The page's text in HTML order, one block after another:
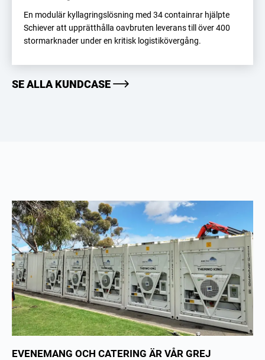
En modulär kyllagringslösning med 34 containrar hjälpte
Schiever att upprätthålla oavbruten leverans till över 400
stormarknader under en kritisk logistikövergång.
SE ALLA KUNDCASE
EVENEMANG OCH CATERING ÄR VÅR GREJ